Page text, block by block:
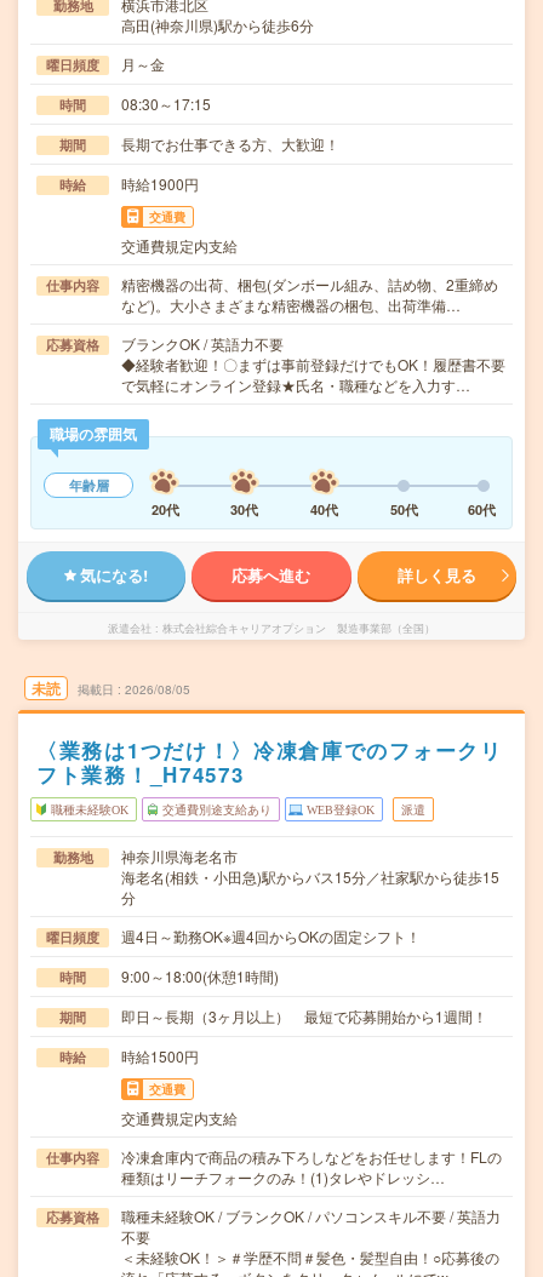
勤務地
横浜市港北区
高田(神奈川県)駅から徒歩6分
曜日頻度 月～金
時間 08:30～17:15
期間 長期でお仕事できる方、大歓迎！
時給 時給1900円
交通費
交通費規定内支給
仕事内容
精密機器の出荷、梱包(ダンボール組み、詰め物、2重締め
など)。大小さまざまな精密機器の梱包、出荷準備…
応募資格
ブランクOK / 英語力不要
◆経験者歓迎！〇まずは事前登録だけでもOK！履歴書不要
で気軽にオンライン登録★氏名・職種などを入力す…
職場の雰囲気
年齢層
20代
30代 40代 50代 60代
気になる! 応募へ進む 詳しく見る
派遣会社 株式会社綜合キャリアオプション 製造事業部（全国）
未読 掲載日 2026/08/05
〈業務は1つだけ！〉冷凍倉庫でのフォークリ
フト業務！_H74573
職種未経験OK 交通費別途支給あり WEB登録OK 派遣
勤務地
神奈川県海老名市
海老名(相鉄・小田急)駅からバス15分／社家駅から徒歩15
分
曜日頻度 週4日～勤務OK※週4回からOKの固定シフト！
時間 9:00～18:00(休憩1時間)
期間 即日～長期（3ヶ月以上） 最短で応募開始から1週間！
時給 時給1500円
交通費
交通費規定内支給
仕事内容
冷凍倉庫内で商品の積み下ろしなどをお任せします！FLの
種類はリーチフォークのみ！(1)タレやドレッシ…
応募資格
職種未経験OK / ブランクOK / パソコンスキル不要 / 英語力
不要
＜未経験OK！＞＃学歴不問＃髪色・髪型自由！○応募後の